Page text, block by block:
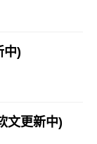
中)
文更新中)